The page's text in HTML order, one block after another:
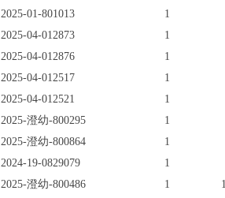
2025-01-801013
1
2025-04-012873
1
2025-04-012876
1
2025-04-012517
1
2025-04-012521
1
2025-澄幼-800295
1
2025-澄幼-800864
1
2024-19-0829079
1
2025-澄幼-800486 1